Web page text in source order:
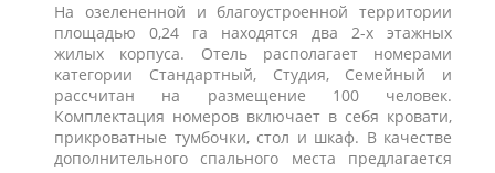
На озелененной и благоустроенной территории
площадью 0,24 га находятся два 2-х этажных
жилых корпуса. Отель располагает номерами
категории Стандартный, Студия, Семейный и
рассчитан на размещение 100 человек.
Комплектация номеров включает в себя кровати,
прикроватные тумбочки, стол и шкаф. В качестве
дополнительного спального места предлагается